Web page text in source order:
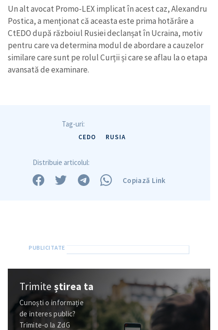
Un alt avocat Promo-LEX implicat în acest caz, Alexandru
Postica, a menționat că aceasta este prima hotărâre a
CtEDO după războiul Rusiei declanșat în Ucraina, motiv
pentru care va determina modul de abordare a cauzelor
similare care sunt pe rolul Curții și care se aflau la o etapa
avansată de examinare.
Tag-uri:
CEDO RUSIA
Distribuie articolul:
Copiază Link
Trimiteștirea ta
Cunoști o informație
de interes public?
Trimite-o la ZdG